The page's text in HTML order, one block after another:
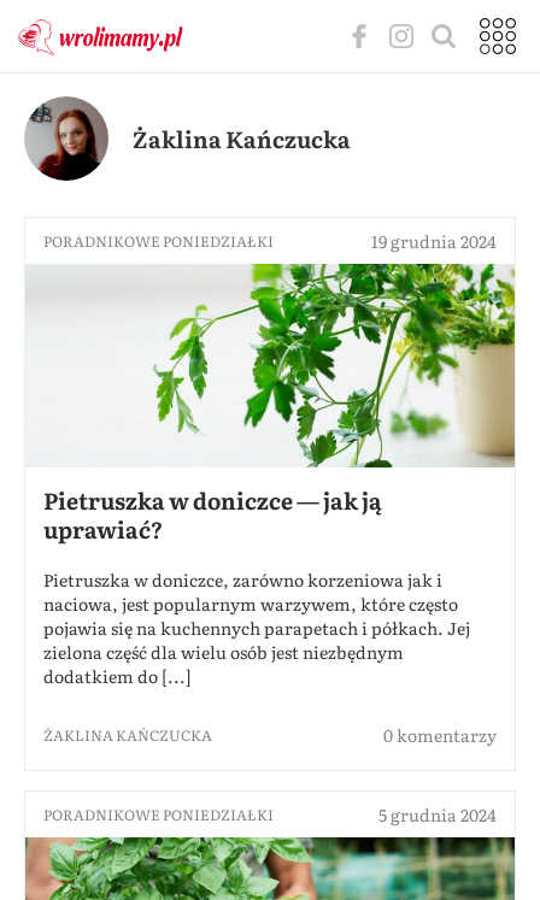
Żaklina Kańczucka
PORADNIKOWE PONIEDZIAŁKI 19 grudnia 2024
Pietruszka w doniczce — jak ją
uprawiać?
Pietruszka w doniczce, zarówno korzeniowa jak i
naciowa, jest popularnym warzywem, które często
pojawia się na kuchennych parapetach i półkach. Jej
zielona część dla wielu osób jest niezbędnym
dodatkiem do [...]
ŻAKLINA KAŃCZUCKA 0 komentarzy
PORADNIKOWE PONIEDZIAŁKI 5 grudnia 2024